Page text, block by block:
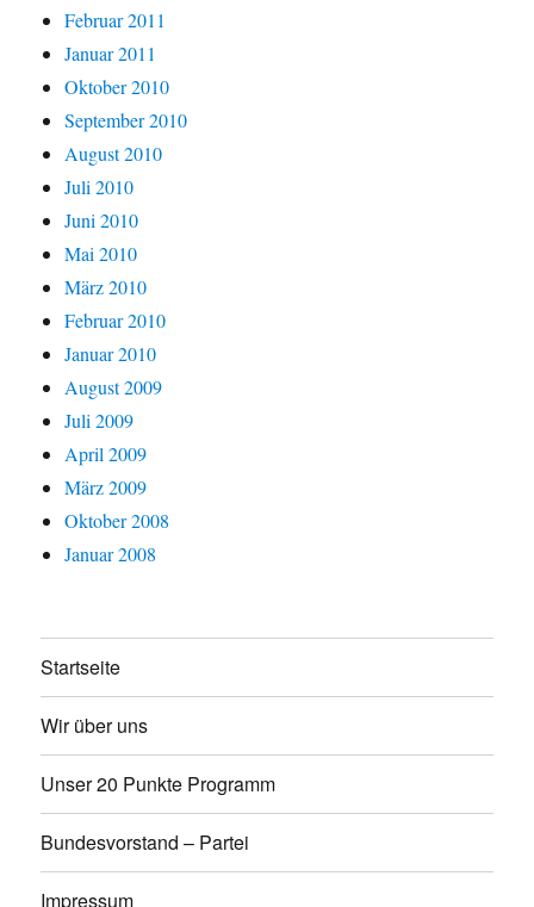
Februar 2011
Januar 2011
Oktober 2010
September 2010
August 2010
Juli 2010
Juni 2010
Mai 2010
März 2010
Februar 2010
Januar 2010
August 2009
Juli 2009
April 2009
März 2009
Oktober 2008
Januar 2008
Startseite
Wir über uns
Unser 20 Punkte Programm
Bundesvorstand – Partei
Impressum